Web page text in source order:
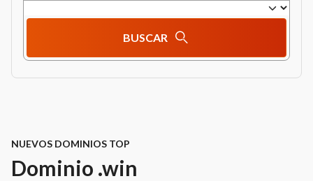
BUSCAR
NUEVOS DOMINIOS TOP
Dominio .win